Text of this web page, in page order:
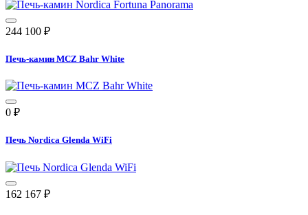
244 100 ₽
Печь-камин MCZ Bahr White
0 ₽
Печь Nordica Glenda WiFi
162 167 ₽